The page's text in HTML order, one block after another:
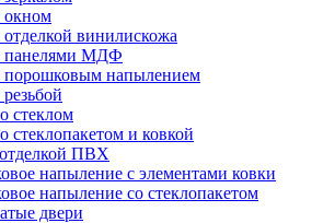
окном
винилискожа
панелями МДФ
порошковым напылением
стеклом
стеклопакетом и ковкой
ПВХ
напыление с элементами ковки
напыление со стеклопакетом
двери